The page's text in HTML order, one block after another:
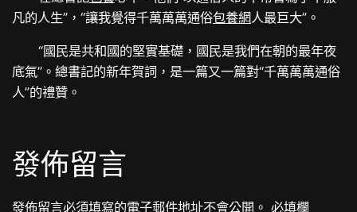
凡的人生”，“讓我覺得千萬萬萬通俗包養網人最巨大”。
“國民是共和國的堅實基礎，國民是我們在朝的最年夜
底氣”。總書記的新年賀詞，是一篇又一篇對“千萬萬萬通俗
人”的禮贊。
發佈留言
發佈留言必須填寫的電子郵件地址不會公開。 必填欄